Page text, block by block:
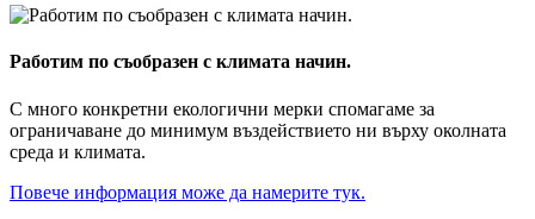
Работим по съобразен с климата начин.
С много конкретни екологични мерки спомагаме за
ограничаване до минимум въздействието ни върху околната
среда и климата.
Повече информация може да намерите тук.